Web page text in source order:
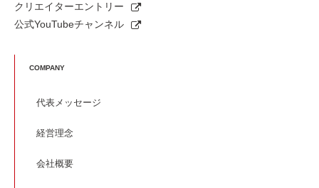
クリエイターエントリー
公式YouTubeチャンネル
COMPANY
代表メッセージ
経営理念
会社概要